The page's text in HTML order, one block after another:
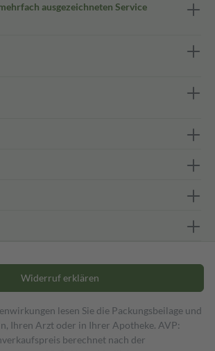
ausgezeichneten Service
Widerruf erklären
lesen Sie die Packungsbeilage und
Ihren Arzt oder in Ihrer Apotheke. AVP:
berechnet nach der